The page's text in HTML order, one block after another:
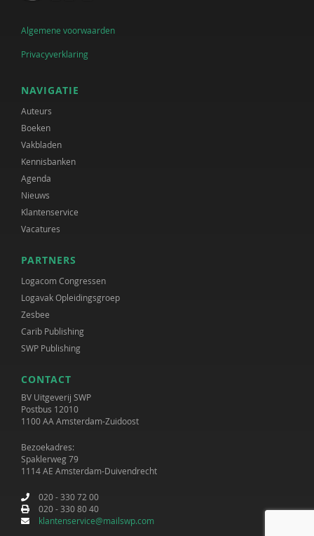
Algemene voorwaarden
Privacyverklaring
NAVIGATIE
Auteurs
Boeken
Vakbladen
Kennisbanken
Agenda
Nieuws
Klantenservice
Vacatures
PARTNERS
Logacom Congressen
Logavak Opleidingsgroep
Zesbee
Carib Publishing
SWP Publishing
CONTACT
BV Uitgeverij SWP
Postbus 12010
1100 AA Amsterdam-Zuidoost
Bezoekadres:
Spaklerweg 79
1114 AE Amsterdam-Duivendrecht
020 - 330 72 00
020 - 330 80 40
klantenservice@mailswp.com